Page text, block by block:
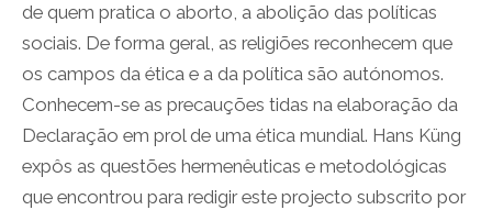
de quem pratica o aborto, a abolição das políticas
sociais. De forma geral, as religiões reconhecem que
os campos da ética e a da política são autónomos.
Conhecem-se as precauções tidas na elaboração da
Declaração em prol de uma ética mundial. Hans Küng
expôs as questões hermenêuticas e metodológicas
que encontrou para redigir este projecto subscrito por